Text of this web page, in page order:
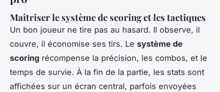
Maîtriser le système de scoring et les tactiques
Un bon joueur ne tire pas au hasard. Il observe, il
couvre, il économise ses tirs. Le système de
scoring récompense la précision, les combos, et le
temps de survie. À la fin de la partie, les stats sont
affichées sur un écran central, parfois envoyées